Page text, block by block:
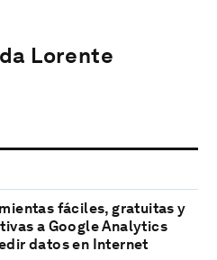
Lorente
fáciles, gratuitas y
a Google Analytics
datos en Internet